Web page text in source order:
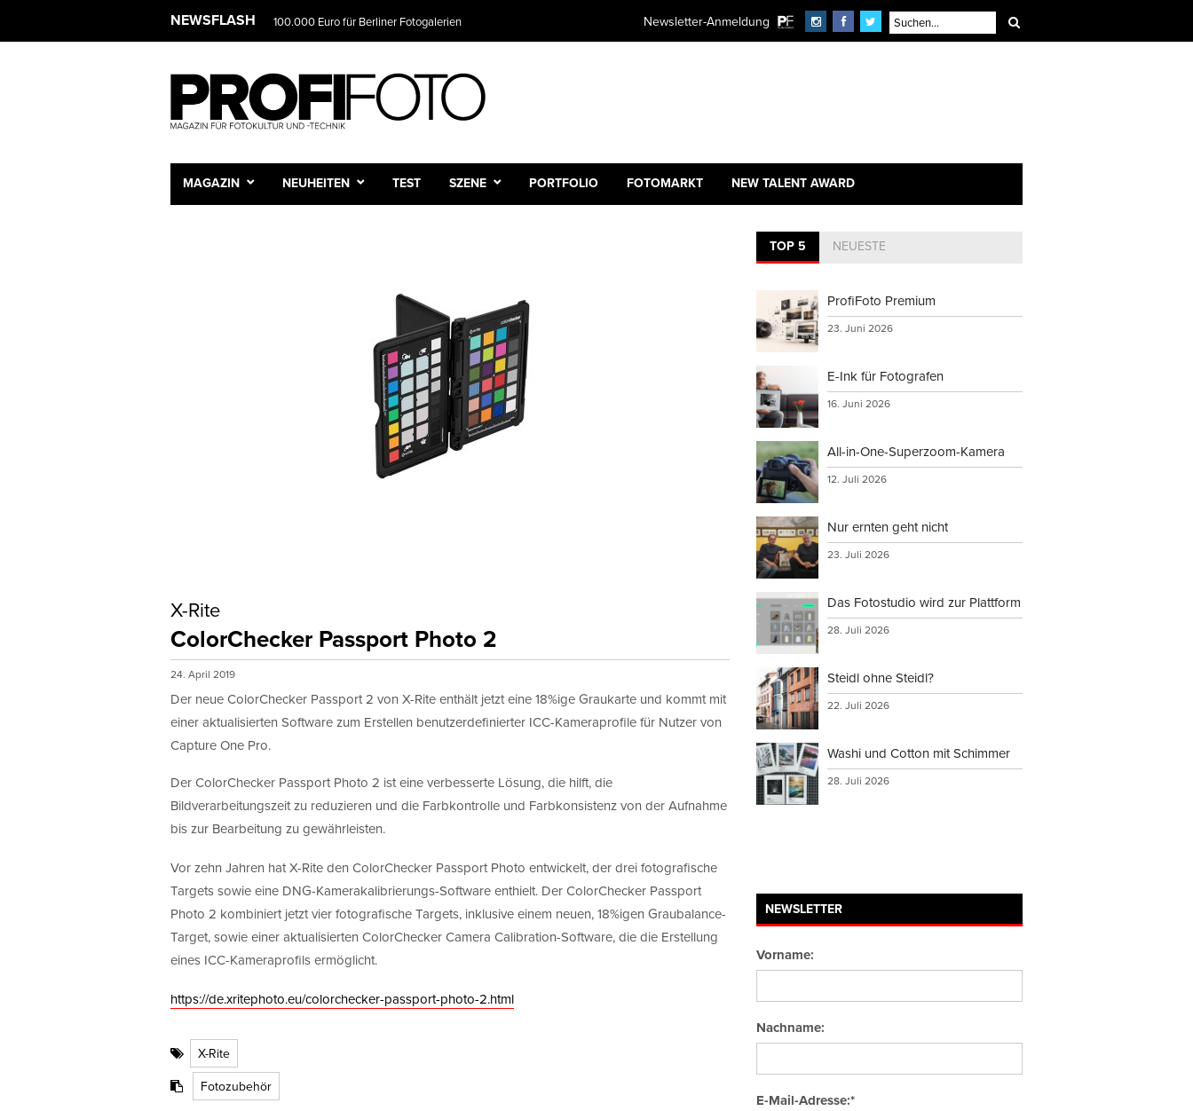
NEWSFLASH 100.000 Euro für Berliner Fotogalerien Newsletter-Anmeldung
MAGAZIN NEUHEITEN TEST SZENE PORTFOLIO FOTOMARKT NEW TALENT AWARD
X-Rite
ColorChecker Passport Photo 2
24. April 2019
Der neue ColorChecker Passport 2 von X-Rite enthält jetzt eine 18%ige Graukarte und kommt mit
einer aktualisierten Software zum Erstellen benutzerdefinierter ICC-Kameraprofile für Nutzer von
Capture One Pro.
Der ColorChecker Passport Photo 2 ist eine verbesserte Lösung, die hilft, die
Bildverarbeitungszeit zu reduzieren und die Farbkontrolle und Farbkonsistenz von der Aufnahme
bis zur Bearbeitung zu gewährleisten.
Vor zehn Jahren hat X-Rite den ColorChecker Passport Photo entwickelt, der drei fotografische
Targets sowie eine DNG-Kamerakalibrierungs-Software enthielt. Der ColorChecker Passport
Photo 2 kombiniert jetzt vier fotografische Targets, inklusive einem neuen, 18%igen Graubalance-
Target, sowie einer aktualisierten ColorChecker Camera Calibration-Software, die die Erstellung
eines ICC-Kameraprofils ermöglicht.
https://de.xritephoto.eu/colorchecker-passport-photo-2.html
X-Rite
Fotozubehör
TOP 5 NEUESTE
ProfiFoto Premium
23. Juni 2026
E-Ink für Fotografen
16. Juni 2026
All-in-One-Superzoom-Kamera
12. Juli 2026
Nur ernten geht nicht
23. Juli 2026
Das Fotostudio wird zur Plattform
28. Juli 2026
Steidl ohne Steidl?
22. Juli 2026
Washi und Cotton mit Schimmer
28. Juli 2026
NEWSLETTER
Vorname:
Nachname:
E-Mail-Adresse:*